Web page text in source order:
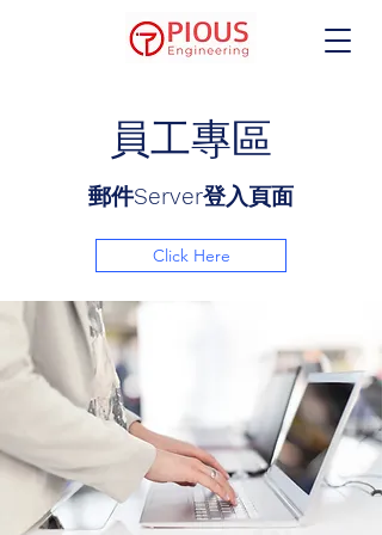
員工專區
郵件Server登入頁面
Click Here